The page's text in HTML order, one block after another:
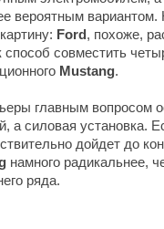
вероятным
Ford, похоже,
способ совместить
Mustang.
главным вопросом
а силовая установка.
дойдет до
намного радикальнее,
ряда.